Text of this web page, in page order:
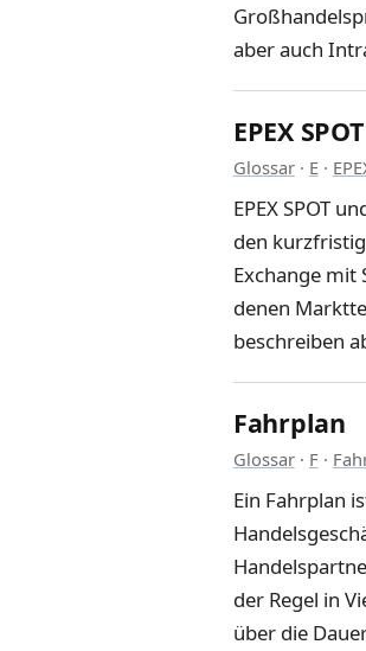
aber auch
EPEX
Glossar· E·
EPEX SPOT
den
Exchange
denen
beschreiben
Fahrplan
Glossar· F·
Ein Fahrplan
der Regel in
über die